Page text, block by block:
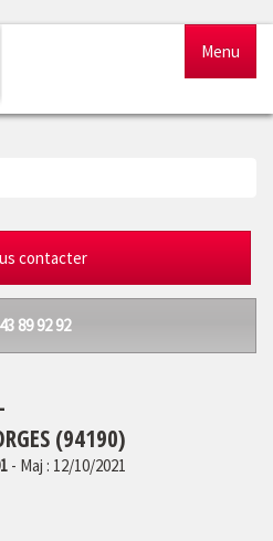
Menu
contacter
89 92 92
(94190)
- Maj : 12/10/2021